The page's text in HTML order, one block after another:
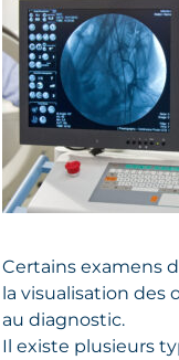
Certains examens
la visualisation des
au diagnostic.
Il existe plusieurs